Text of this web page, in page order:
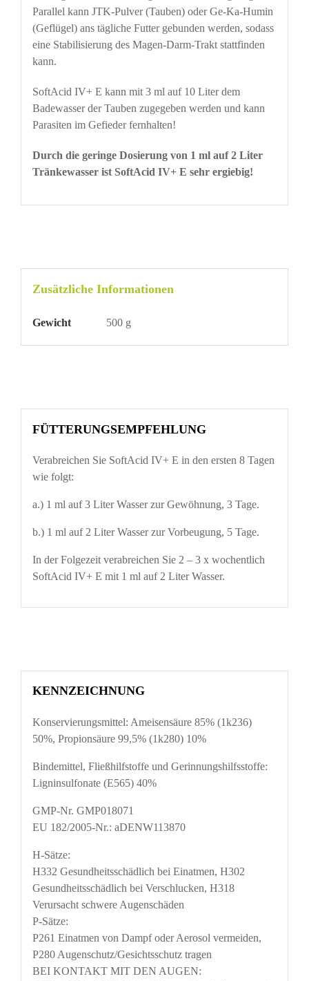
Parallel kann JTK-Pulver (Tauben) oder Ge-Ka-Humin
(Geflügel) ans tägliche Futter gebunden werden, sodass
eine Stabilisierung des Magen-Darm-Trakt stattfinden
kann.
SoftAcid IV+ E kann mit 3 ml auf 10 Liter dem
Badewasser der Tauben zugegeben werden und kann
Parasiten im Gefieder fernhalten!
Durch die geringe Dosierung von 1 ml auf 2 Liter
Tränkewasser ist SoftAcid IV+ E sehr ergiebig!
Zusätzliche Informationen
Gewicht 500 g
FÜTTERUNGSEMPFEHLUNG
Verabreichen Sie SoftAcid IV+ E in den ersten 8 Tagen
wie folgt:
a.) 1 ml auf 3 Liter Wasser zur Gewöhnung, 3 Tage.
b.) 1 ml auf 2 Liter Wasser zur Vorbeugung, 5 Tage.
In der Folgezeit verabreichen Sie 2 – 3 x wochentlich
SoftAcid IV+ E mit 1 ml auf 2 Liter Wasser.
KENNZEICHNUNG
Konservierungsmittel: Ameisensäure 85% (1k236)
50%, Propionsäure 99,5% (1k280) 10%
Bindemittel, Fließhilfstoffe und Gerinnungshilfsstoffe:
Ligninsulfonate (E565) 40%
GMP-Nr. GMP018071
EU 182/2005-Nr.: aDENW113870
H-Sätze:
H332 Gesundheitsschädlich bei Einatmen, H302
Gesundheitsschädlich bei Verschlucken, H318
Verursacht schwere Augenschäden
P-Sätze:
P261 Einatmen von Dampf oder Aerosol vermeiden,
P280 Augenschutz/Gesichtsschutz tragen
BEI KONTAKT MIT DEN AUGEN: